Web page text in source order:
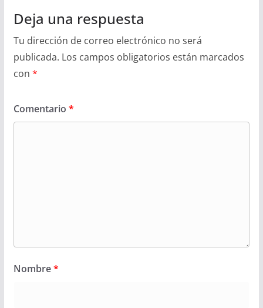
Deja una respuesta
Tu dirección de correo electrónico no será
publicada. Los campos obligatorios están marcados
con *
Comentario *
Nombre*